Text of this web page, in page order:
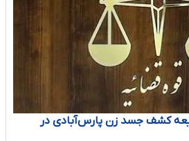
کشف جسد زن پارس‌آبادی در